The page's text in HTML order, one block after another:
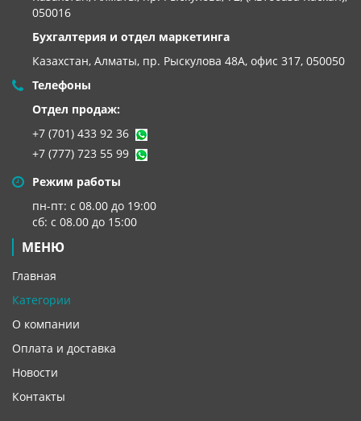
050016
Бухгалтерия и отдел маркетинга
Казахстан, Алматы, пр. Рыскулова 48А, офис 317, 050050
Телефоны
Отдел продаж:
+7 (701) 433 92 36
+7 (777) 723 55 99
Режим работы
пн-пт: с 08.00 до 19:00
сб: с 08.00 до 15:00
МЕНЮ
Главная
Категории
О компании
Оплата и доставка
Новости
Контакты